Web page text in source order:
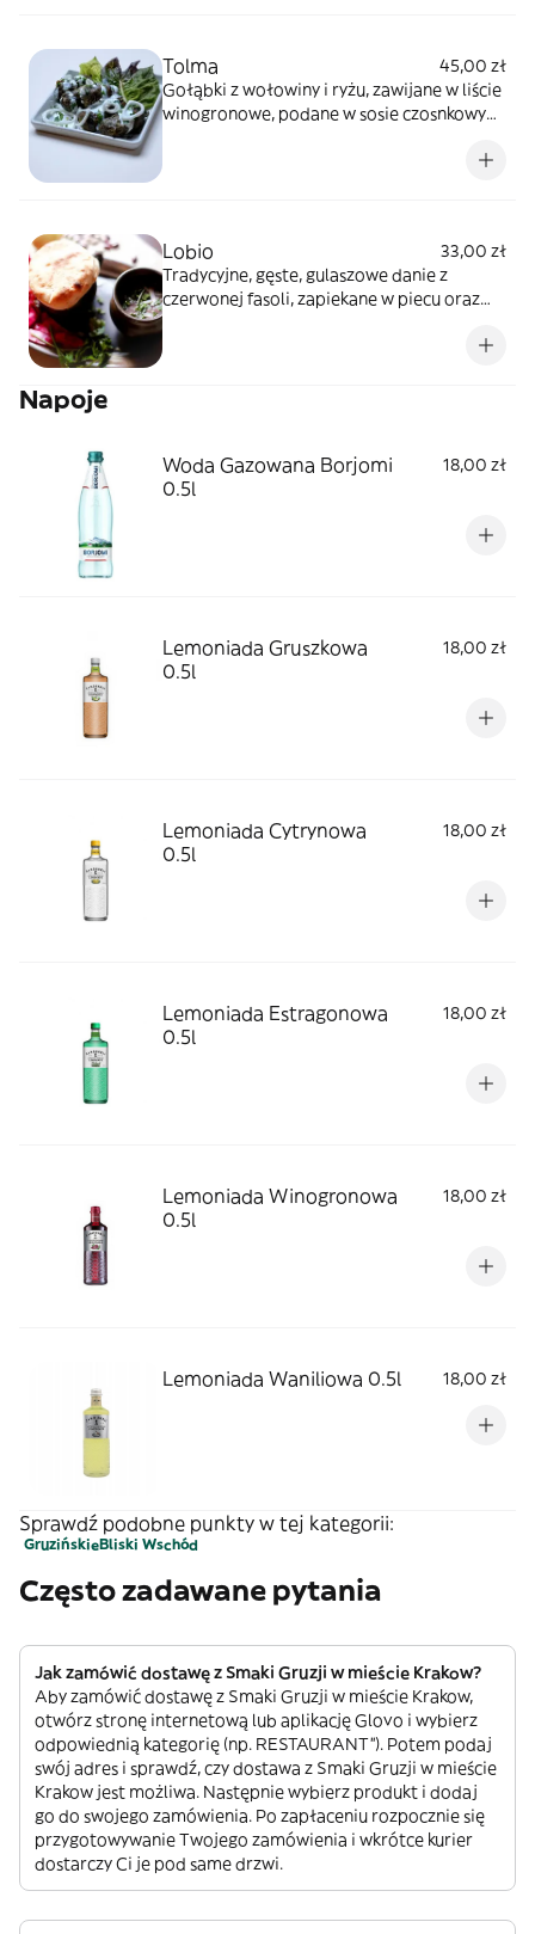
Tolma
45,00 zł
Gołąbki z wołowiny i ryżu, zawijane w liście
winogronowe, podane w sosie czosnkowym
Lobio
33,00 zł
Tradycyjne, gęste, gulaszowe danie z
czerwonej fasoli, zapiekane w piecu oraz
Napoje
Woda Gazowana Borjomi
0.5l
18,00 zł
Lemoniada Gruszkowa
0.5l
18,00 zł
Lemoniada Cytrynowa
0.5l
18,00 zł
Lemoniada Estragonowa
0.5l
18,00 zł
Lemoniada Winogronowa
0.5l
18,00 zł
Lemoniada Waniliowa 0.5l 18,00 zł
Sprawdź podobne punkty w tej kategorii:
GruzińskieBliski Wschód
Często zadawane pytania
Jak zamówić dostawę z Smaki Gruzji w mieście Krakow?
Aby zamówić dostawę z Smaki Gruzji w mieście Krakow,
otwórz stronę internetową lub aplikację Glovo i wybierz
odpowiednią kategorię (np. RESTAURANT”). Potem podaj
swój adres i sprawdź, czy dostawa z Smaki Gruzji w mieście
Krakow jest możliwa. Następnie wybierz produkt i dodaj
go do swojego zamówienia. Po zapłaceniu rozpocznie się
przygotowywanie Twojego zamówienia i wkrótce kurier
dostarczy Ci je pod same drzwi.